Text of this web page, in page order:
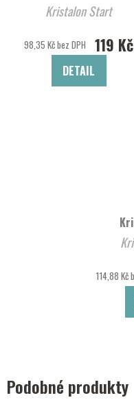
Kristalon Start
98,35 Kč bez DPH 119 Kč
DETAIL
114,88 Kč
Podobné produkty